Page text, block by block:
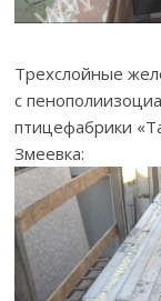
Трехслойные
с
птицефабрики
Змеевка: